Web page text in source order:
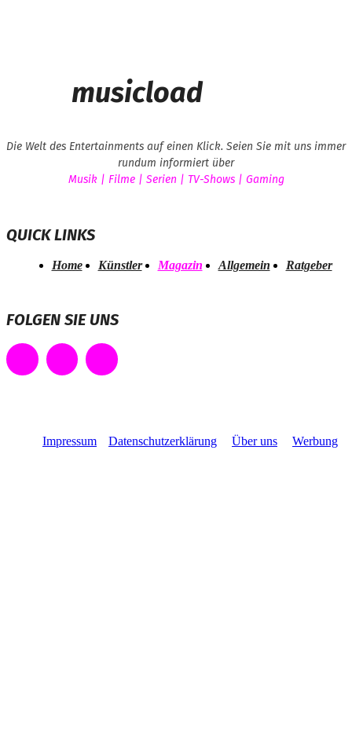
musicload
Die Welt des Entertainments auf einen Klick. Seien Sie mit uns immer
rundum informiert über
Musik | Filme | Serien | TV-Shows | Gaming
QUICK LINKS
Home Künstler Magazin Allgemein Ratgeber
FOLGEN SIE UNS
Impressum Datenschutzerklärung Über uns Werbung